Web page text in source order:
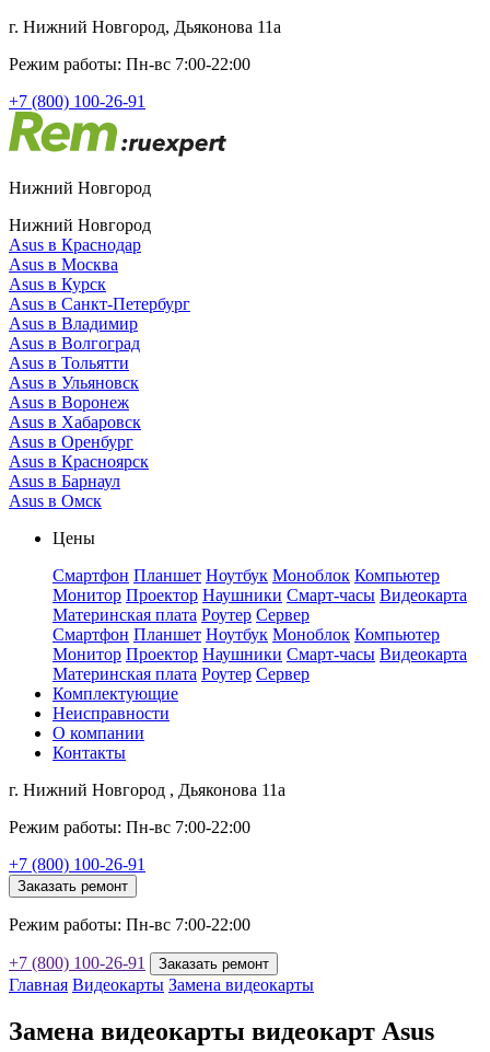
г. Нижний Новгород, Дьяконова 11а
Режим работы: Пн-вс 7:00-22:00
+7 (800) 100-26-91
Нижний Новгород
Нижний Новгород
Asus в Краснодар
Asus в Москва
Asus в Курск
Asus в Санкт-Петербург
Asus в Владимир
Asus в Волгоград
Asus в Тольятти
Asus в Ульяновск
Asus в Воронеж
Asus в Хабаровск
Asus в Оренбург
Asus в Красноярск
Asus в Барнаул
Asus в Омск
Цены
Смартфон Планшет Ноутбук Моноблок Компьютер
Монитор Проектор Наушники Смарт-часы Видеокарта
Материнская плата Роутер Сервер
Смартфон Планшет Ноутбук Моноблок Компьютер
Монитор Проектор Наушники Смарт-часы Видеокарта
Материнская плата Роутер Сервер
Комплектующие
Неисправности
О компании
Контакты
г. Нижний Новгород , Дьяконова 11а
Режим работы: Пн-вс 7:00-22:00
+7 (800) 100-26-91
Заказать ремонт
Режим работы: Пн-вс 7:00-22:00
+7 (800) 100-26-91 Заказать ремонт
Главная Видеокарты Замена видеокарты
Замена видеокарты видеокарт Asus